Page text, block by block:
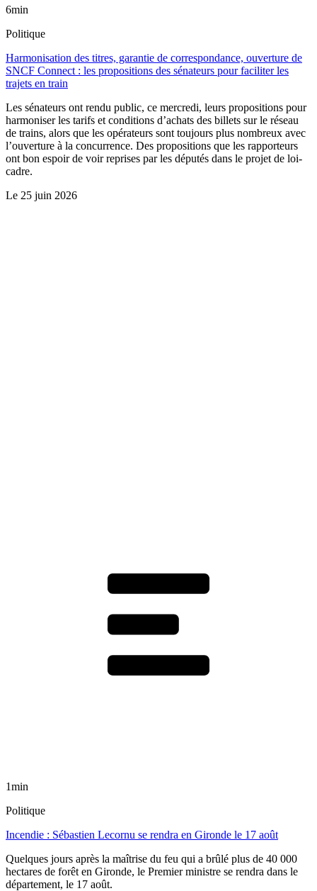
6min
Politique
Harmonisation des titres, garantie de correspondance, ouverture de
SNCF Connect : les propositions des sénateurs pour faciliter les
trajets en train
Les sénateurs ont rendu public, ce mercredi, leurs propositions pour
harmoniser les tarifs et conditions d’achats des billets sur le réseau
de trains, alors que les opérateurs sont toujours plus nombreux avec
l’ouverture à la concurrence. Des propositions que les rapporteurs
ont bon espoir de voir reprises par les députés dans le projet de loi-
cadre.
Le 25 juin 2026
1min
Politique
Incendie : Sébastien Lecornu se rendra en Gironde le 17 août
Quelques jours après la maîtrise du feu qui a brûlé plus de 40 000
hectares de forêt en Gironde, le Premier ministre se rendra dans le
département, le 17 août.